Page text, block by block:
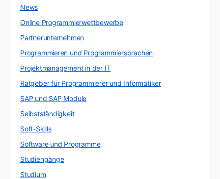
News
Online Programmierwettbewerbe
Partnerunternehmen
Programmieren und Programmiersprachen
Projektmanagement in der IT
Ratgeber für Programmierer und Informatiker
SAP und SAP Module
Selbstständigkeit
Soft-Skills
Software und Programme
Studiengänge
Studium